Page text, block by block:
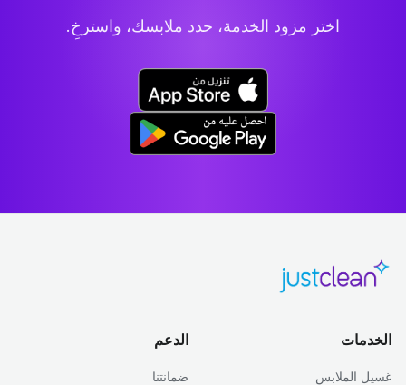
اختر مزود الخدمة، حدد ملابسك، واسترخِ.
الخدمات
غسيل الملابس
الدعم
ضمانتنا